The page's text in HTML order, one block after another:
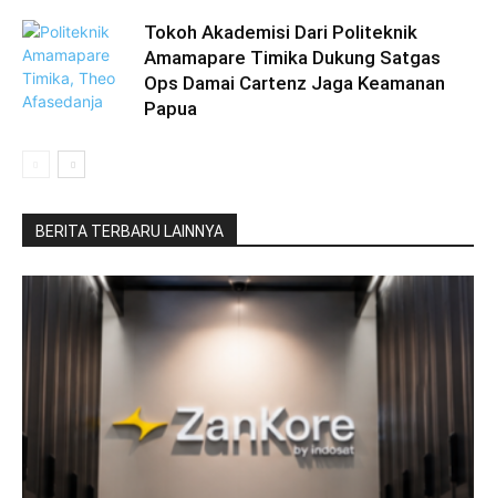
Tokoh Akademisi Dari Politeknik
Amamapare Timika Dukung Satgas
Ops Damai Cartenz Jaga Keamanan
Papua
BERITA TERBARU LAINNYA